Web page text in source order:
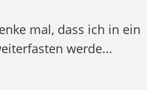
mal, dass ich in ein
werde...